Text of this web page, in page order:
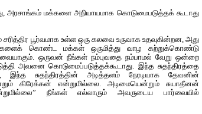
அரசாங்கம் மக்களை அநியாயமாக கொடுமைபடுத்தக் கூடாது
சரித்திர பூர்வமாக உள்ள ஒரு கலவை உருவாக உதவுகின்றன, அது
கொண்ட மக்கள் ஒருமித்து வாழ கற்றுக்கொண்டு
ஒருவன் நீங்கள் நம்புவதை நம்பாமல் வேறு ஒன்றை
அவனை கொடுமைப்படுத்தக்கூடாது. இந்த சுதந்திரத்தை
இந்த சுதந்திரத்தின் அடித்தளம் நேரடியாக தேவனின்
கிரேக்கன் என்றுமில்லை. அடிமையென்றும் சுயாதீனன்
நீங்கள் எல்லாரும் அவருடைய பார்வையில்